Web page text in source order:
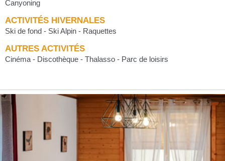
Canyoning
ACTIVITÉS HIVERNALES
Ski de fond - Ski Alpin - Raquettes
AUTRES ACTIVITÉS
Cinéma - Discothèque - Thalasso - Parc de loisirs